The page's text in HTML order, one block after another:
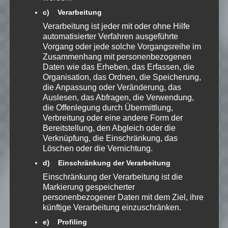
Etwas Schönes aufbauen!
Steve Memorial Plaza
Platz 9: Daily Planet
Daily Planet
Ihr wollt eine
Tageszeitung
für eine
Stadt? Wie
wär’s mit
dem Daily
Planet aus
Das Redaktionsgebäude macht sich am
besten inmitten anderer Hochhäuser im
dicht besiedelten Gewerbegebiet.
Ihr selbst könnt die dort publizierte
Zeitung leider nicht lesen, aber eure
c) Verarbeitung
Verarbeitung ist jeder mit oder ohne Hilfe
automatisierter Verfahren ausgeführte
Vorgang oder jede solche Vorgangsreihe im
Zusammenhang mit personenbezogenen
Daten wie das Erheben, das Erfassen, die
Organisation, das Ordnen, die Speicherung,
die Anpassung oder Veränderung, das
Auslesen, das Abfragen, die Verwendung,
die Offenlegung durch Übermittlung,
Verbreitung oder eine andere Form der
Bereitstellung, den Abgleich oder die
Verknüpfung, die Einschränkung, das
Löschen oder die Vernichtung.
d) Einschränkung der Verarbeitung
Einschränkung der Verarbeitung ist die
Markierung gespeicherter
personenbezogener Daten mit dem Ziel, ihre
künftige Verarbeitung einzuschränken.
e) Profiling